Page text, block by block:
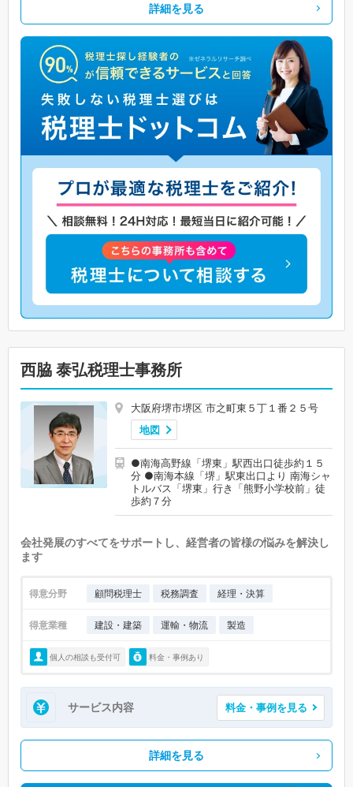
詳細を見る
西脇 泰弘税理士事務所
大阪府堺市堺区 市之町東５丁１番２５号
地図
●南海高野線「堺東」駅西出口徒歩約１５
分 ●南海本線「堺」駅東出口より 南海シャ
トルバス「堺東」行き「熊野小学校前」徒
歩約７分
会社発展のすべてをサポートし、経営者の皆様の悩みを解決し
ます
得意分野 顧問税理士 税務調査 経理・決算
得意業種 建設・建築 運輸・物流 製造
個人の相談も受付可 料金・事例あり
サービス内容 料金・事例を見る
詳細を見る